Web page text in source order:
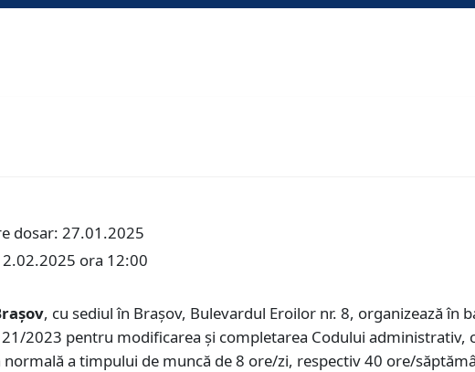
dosar: 27.01.2025
ora 12:00
, cu sediul în Braşov, Bulevardul Eroilor nr. 8, organizează în
2023 pentru modificarea și completarea Codului
a timpului de muncă de 8 ore/zi, respectiv 40 ore/